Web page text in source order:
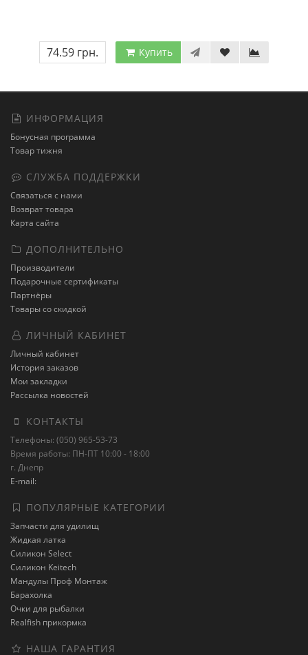
74.59 грн. Купить
ИНФОРМАЦИЯ
Бонусная программа
Товар тижня
СЛУЖБА ПОДДЕРЖКИ
Связаться с нами
Возврат товара
Карта сайта
ДОПОЛНИТЕЛЬНО
Производители
Подарочные сертификаты
Партнёры
Товары со скидкой
ЛИЧНЫЙ КАБИНЕТ
Личный кабинет
История заказов
Мои закладки
Рассылка новостей
КОНТАКТЫ
Телефоны: (050) 965-53-73
Время работы: ПН-ПТ 10:00 - 18:00
г. Днепр
E-mail:
ПОПУЛЯРНЫЕ КАТЕГОРИИ
Запчасти для удилищ
Жидкая латка
Силикон Select
Силикон Keitech
Мандулы Проф Монтаж
Барахолка
Очки для рыбалки
Realfish прикормка
НАША ГАРАНТИЯ